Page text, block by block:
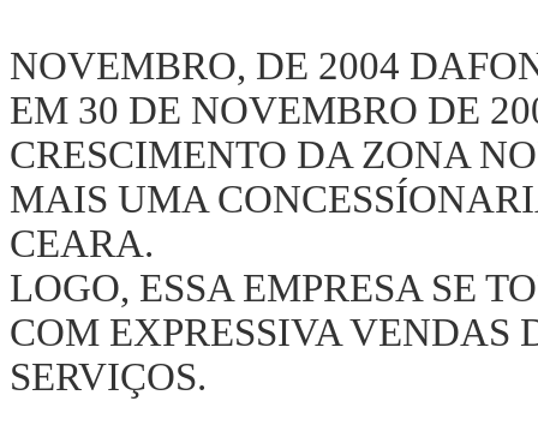
NOVEMBRO, DE 2004
EM 30 DE NOVEMBRO DE
CRESCIMENTO DA ZONA
MAIS UMA
CEARA.
LOGO, ESSA EMPRESA SE
COM EXPRESSIVA VENDAS
SERVIÇOS.